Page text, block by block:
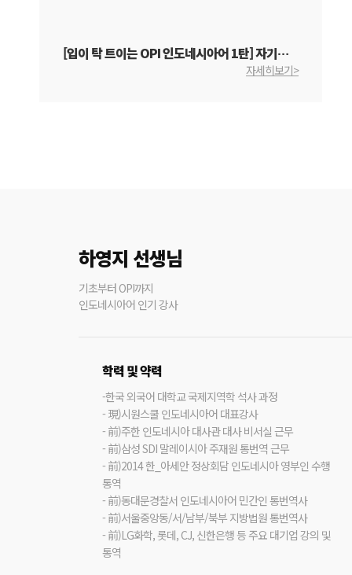
[입이 탁 트이는 OPI 인도네시아어 1탄] 자기소개 1
자세히보기>
하영지 선생님
기초부터 OPI까지
인도네시아어 인기 강사
학력 및 약력
-한국 외국어 대학교 국제지역학 석사 과정
- 現)시원스쿨 인도네시아어 대표강사
- 前)주한 인도네시아 대사관 대사 비서실 근무
- 前)삼성 SDI 말레이시아 주재원 통번역 근무
- 前)2014 한_아세안 정상회담 인도네시아 영부인 수행
통역
- 前)동대문경찰서 인도네시아어 민간인 통번역사
- 前)서울중앙동/서/남부/북부 지방법원 통번역사
- 前)LG화학, 롯데, CJ, 신한은행 등 주요 대기업 강의 및
통역